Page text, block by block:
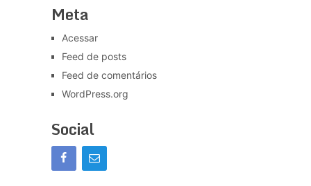
Meta
Acessar
Feed de posts
Feed de comentários
WordPress.org
Social